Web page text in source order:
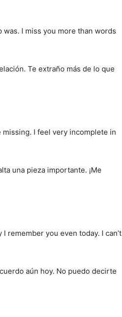
I miss you more than words
Te extraño más de lo que
I feel very incomplete in
una pieza importante. ¡Me
remember you even today. I can’t
aún hoy. No puedo decirte